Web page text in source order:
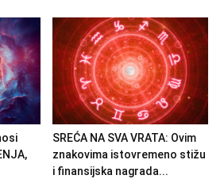
SREĆA NA SVA VRATA: Ovim
znakovima istovremeno stižu
i finansijska nagrada...